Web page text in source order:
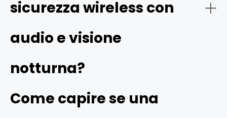
sicurezza wireless con
audio e visione
notturna?
Scegliere la telecamera giusta è un po’ come
acquistare un piccolo computer:
Come capire se una